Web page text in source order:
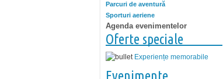
Parcuri de aventură
Sporturi aeriene
Agenda evenimentelor
Oferte speciale
Experiențe memorabile
Evenimente